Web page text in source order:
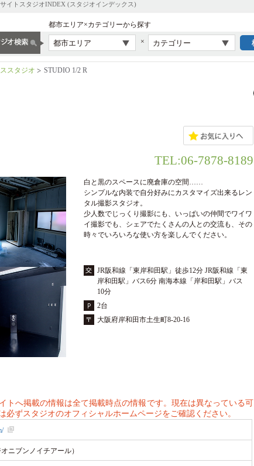
イトスタジオINDEX (スタジオインデックス)
都市エリア×カテゴリーから探す
都市エリア × カテゴリー
スタジオ
STUDIO 1/2 R
TEL:06-7878-8189
白と黒のスペースに廃倉庫の空間……
シンプルな内装で自分好みにカスタマイズ出来るレン
タル撮影スタジオ。
少人数でじっくり撮影にも、いっぱいの仲間でワイワ
イ撮影でも、シェアでたくさんの人との交流も、その
時々でいろいろな使い方を楽しんでください。
JR阪和線「東岸和田駅」徒歩12分 JR阪和線「東
岸和田駅」バス6分 南海本線「岸和田駅」バス
10分
2台
大阪府岸和田市土生町8-20-16
へ掲載の情報は全て掲載時点の情報です。現在は異なっている可
ずスタジオのオフィシャルホームページをご確認ください。
ニブンノイチアール）